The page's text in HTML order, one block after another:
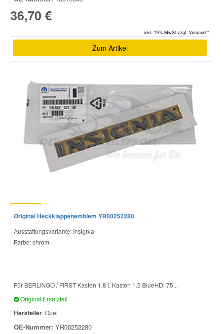
36,70 €
inkl. 19% MwSt.zzgl. Versand *
Zum Artikel
Original Heckklappenemblem YR00252280
Ausstattungsvariante: Insignia
Farbe: chrom
Für BERLINGO / FIRST Kasten 1.8 i, Kasten 1.5 BlueHDi 75...
Original Ersatzteil
Hersteller: Opel
OE-Nummer: YR00252280